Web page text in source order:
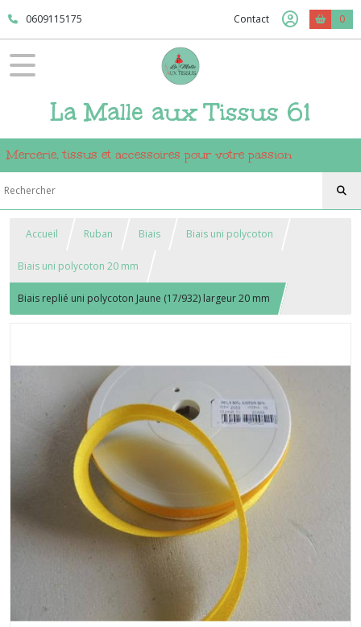
0609115175 Contact 0
La Malle aux Tissus 61
Mercerie, tissus et accessoires pour votre passion
Accueil Ruban Biais Biais uni polycoton
Biais uni polycoton 20 mm
Biais replié uni polycoton Jaune (17/932) largeur 20 mm